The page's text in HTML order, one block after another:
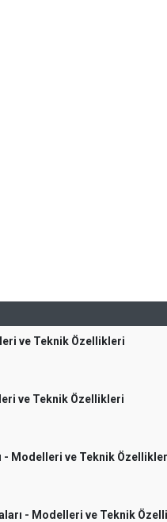
ve Teknik Özellikleri
ve Teknik Özellikleri
- Modelleri ve Teknik
- Modelleri ve Teknik